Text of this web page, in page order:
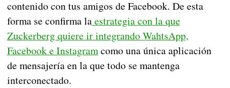
contenido con tus amigos de Facebook. De esta
forma se confirma laestrategia con la que
Zuckerberg quiere ir integrando WahtsApp,
Facebook e Instagramcomo una única aplicación
de mensajería en la que todo se mantenga
interconectado.